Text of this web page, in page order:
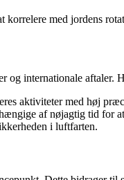
med jordens
og internationale
aktiviteter med høj
af nøjagtig tid for
i luftfarten.